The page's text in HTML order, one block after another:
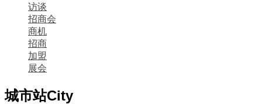
访谈
招商会
商机
招商
加盟
展会
城市站City